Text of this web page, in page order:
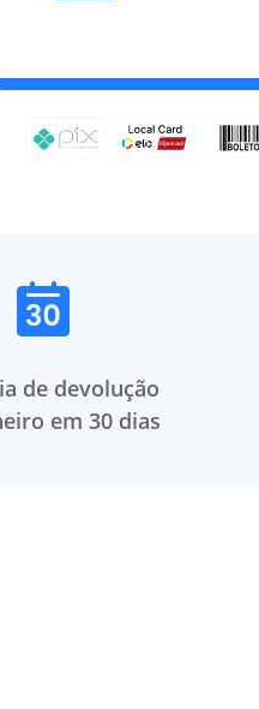
de devolução
em 30 dias